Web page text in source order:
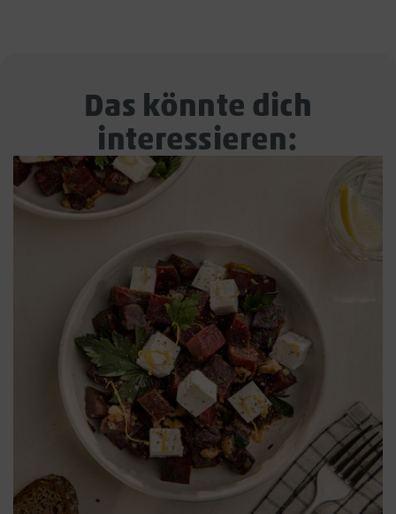
Das könnte dich
interessieren: